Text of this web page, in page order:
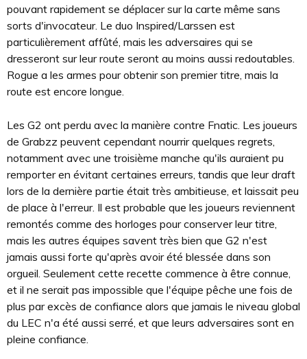
pouvant rapidement se déplacer sur la carte même sans
sorts d'invocateur. Le duo Inspired/Larssen est
particulièrement affûté, mais les adversaires qui se
dresseront sur leur route seront au moins aussi redoutables.
Rogue a les armes pour obtenir son premier titre, mais la
route est encore longue.
Les G2 ont perdu avec la manière contre Fnatic. Les joueurs
de Grabzz peuvent cependant nourrir quelques regrets,
notamment avec une troisième manche qu'ils auraient pu
remporter en évitant certaines erreurs, tandis que leur draft
lors de la dernière partie était très ambitieuse, et laissait peu
de place à l'erreur. Il est probable que les joueurs reviennent
remontés comme des horloges pour conserver leur titre,
mais les autres équipes savent très bien que G2 n'est
jamais aussi forte qu'après avoir été blessée dans son
orgueil. Seulement cette recette commence à être connue,
et il ne serait pas impossible que l'équipe pêche une fois de
plus par excès de confiance alors que jamais le niveau global
du LEC n'a été aussi serré, et que leurs adversaires sont en
pleine confiance.